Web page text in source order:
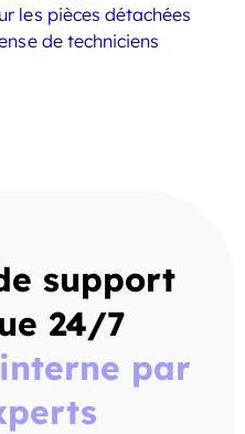
les pièces détachées
de techniciens
support
24/7
par